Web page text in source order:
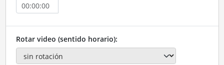
Rotar video (sentido horario):